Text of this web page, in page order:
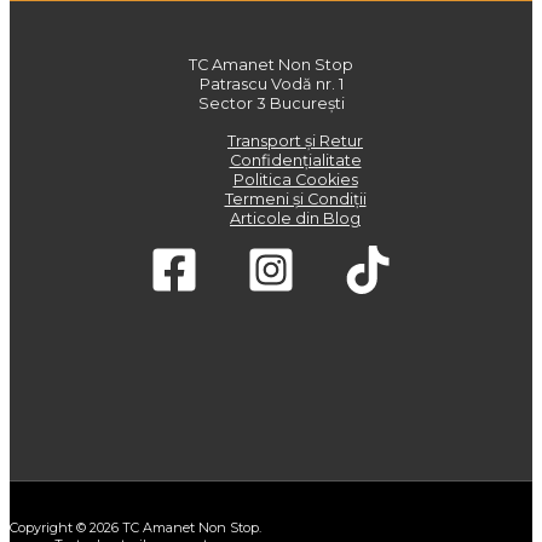
TC Amanet Non Stop
Patrascu Vodă nr. 1
Sector 3 București
Transport și Retur
Confidențialitate
Politica Cookies
Termeni și Condiții
Articole din Blog
Copyright © 2026 TC Amanet Non Stop.